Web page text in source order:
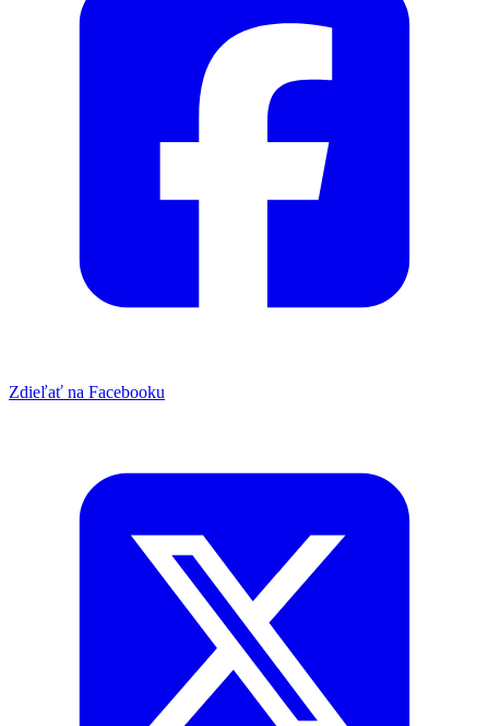
Zdieľať na Facebooku